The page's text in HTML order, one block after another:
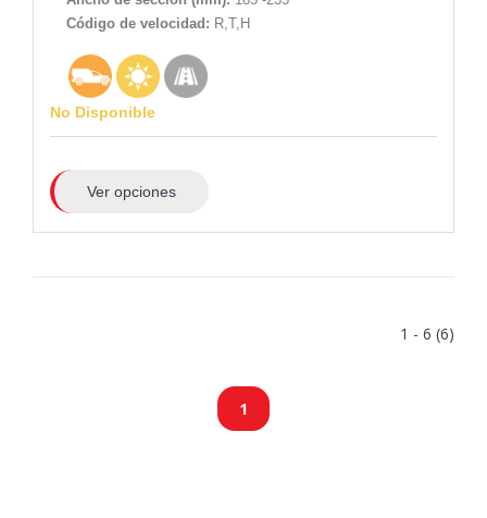
Código de velocidad: R,T,H
No Disponible
Ver opciones
1 - 6 (6)
1